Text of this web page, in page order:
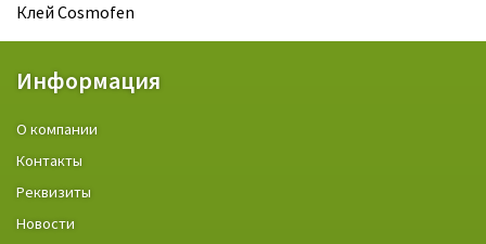
Клей Cosmofen
Информация
О компании
Контакты
Реквизиты
Новости